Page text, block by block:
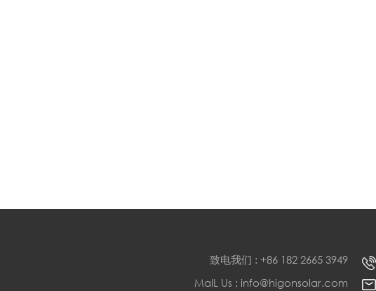
致电我们 : +86 182 2665 3949
MaIL Us : info@higonsolar.com